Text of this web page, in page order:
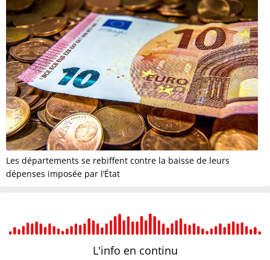
Les départements se rebiffent contre la baisse de leurs
dépenses imposée par l’État
L'info en continu